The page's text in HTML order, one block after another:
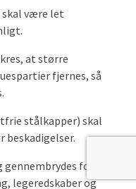
skal være let
at større
fjernes, så
stålkapper) skal
beskadigelser.
for
legeredskaber og